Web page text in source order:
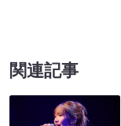
関連記事